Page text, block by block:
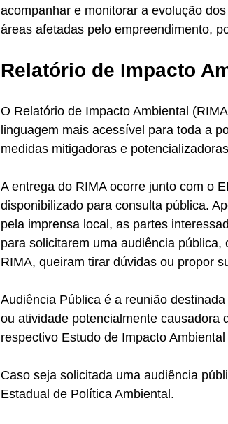
acompanhar e monitorar a evolução
áreas afetadas pelo empreendimento,
Relatório de Impacto
O Relatório de Impacto Ambiental
linguagem mais acessível para toda a
medidas mitigadoras e
A entrega do RIMA ocorre junto com o
disponibilizado para consulta pública.
pela imprensa local, as partes
para solicitarem uma audiência
RIMA, queiram tirar dúvidas ou propor
Audiência Pública é a reunião
ou atividade potencialmente causadora
respectivo Estudo de Impacto Ambiental
Caso seja solicitada uma audiência
Estadual de Política Ambiental.